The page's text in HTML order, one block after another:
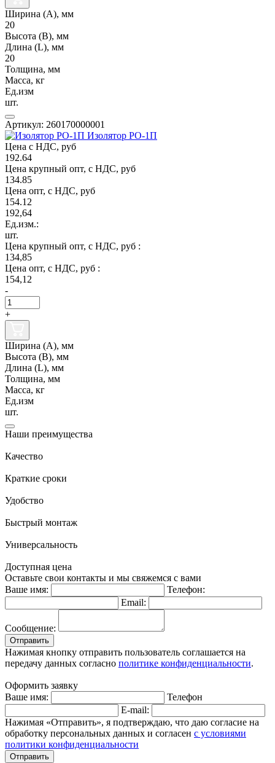
Ширина (А), мм
20
Высота (В), мм
Длина (L), мм
20
Толщина, мм
Масса, кг
Ед.изм
шт.
Артикул: 260170000001
Изолятор РО-1П
Цена с НДС, руб
192.64
Цена крупный опт, с НДС, руб
134.85
Цена опт, с НДС, руб
154.12
192,64
Ед.изм.:
шт.
Цена крупный опт, с НДС, руб :
134,85
Цена опт, с НДС, руб :
154,12
-
+
Ширина (А), мм
Высота (В), мм
Длина (L), мм
Толщина, мм
Масса, кг
Ед.изм
шт.
Наши преимущества
Качество
Краткие сроки
Удобство
Быстрый монтаж
Универсальность
Доступная цена
Оставьте свои контакты и мы свяжемся с вами
Ваше имя:
Телефон:
Email:
Сообщение:
Отправить
Нажимая кнопку отправить пользователь соглашается на
передачу данных согласно политике конфиденциальности.
Оформить заявку
Ваше имя:
Телефон
E-mail:
Нажимая «Отправить», я подтверждаю, что даю согласие на
обработку персональных данных и согласен с условиями
политики конфиденциальности
Отправить